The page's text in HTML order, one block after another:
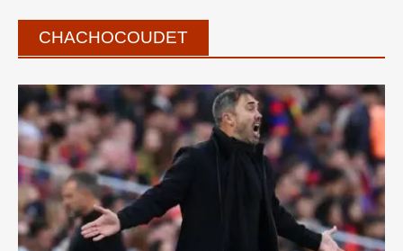
CHACHOCOUDET